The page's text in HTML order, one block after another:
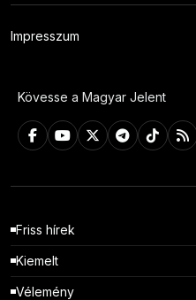
Impresszum
Kövesse a Magyar Jelent
Friss hírek
Kiemelt
Vélemény